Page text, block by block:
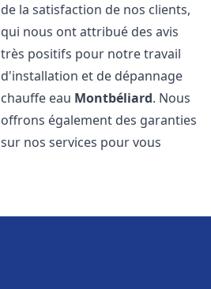
de la satisfaction de nos clients,
qui nous ont attribué des avis
très positifs pour notre travail
d'installation et de dépannage
chauffe eau Montbéliard. Nous
offrons également des garanties
sur nos services pour vous